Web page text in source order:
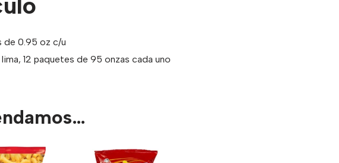
de 0.95 oz c/u
12 paquetes de 95 onzas cada uno